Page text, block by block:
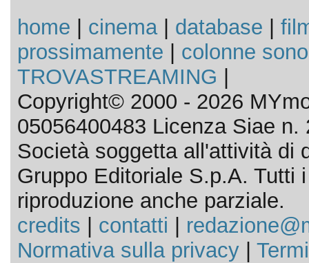
home cinema| database
prossimamente
colonne
TROVASTREAMING
Copyright© 2000 - 2026
05056400483 Licenza Siae n.
Società soggetta all'attività di
Gruppo Editoriale S.p.A. Tutti
riproduzione anche parziale.
credits
contatti
Normativa sulla privacy|